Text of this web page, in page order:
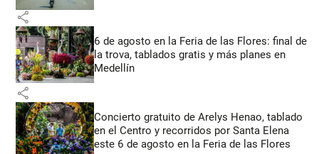
share
6 de agosto en la Feria de las Flores: final de
la trova, tablados gratis y más planes en
Medellín
share
Concierto gratuito de Arelys Henao, tablado
en el Centro y recorridos por Santa Elena
este 6 de agosto en la Feria de las Flores